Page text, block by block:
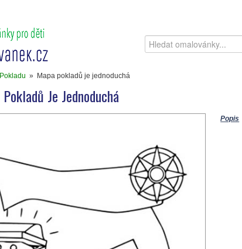
» Mapa pokladů je jednoduchá
Je Jednoduchá
Popis